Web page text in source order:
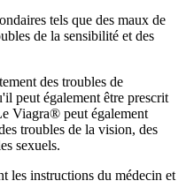
tels que des maux de
de la sensibilité et des
des troubles de
peut également être prescrit
Viagra® peut également
troubles de la vision, des
sexuels.
les instructions du médecin et